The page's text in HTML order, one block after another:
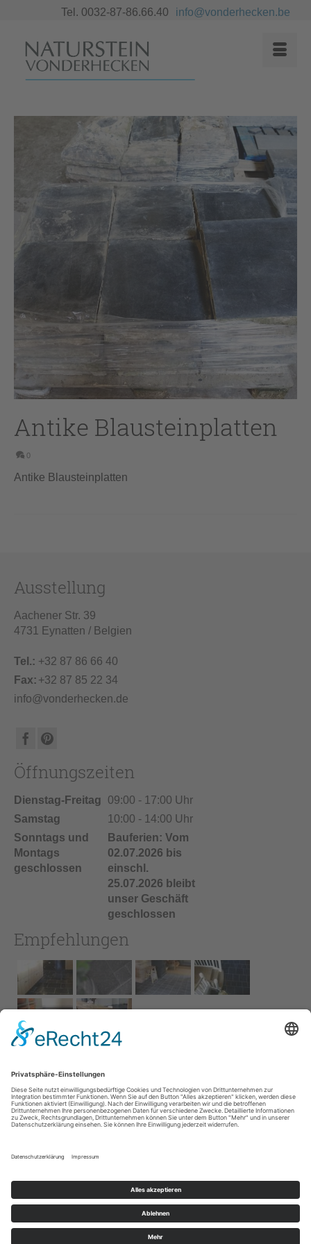
Tel. 0032-87-86.66.40 info@vonderhecken.be
Antike Blausteinplatten
0
Antike Blausteinplatten
Ausstellung
Aachener Str. 39
4731 Eynatten / Belgien
Tel.: +32 87 86 66 40
Fax: +32 87 85 22 34
info@vonderhecken.de
Öffnungszeiten
Dienstag-Freitag
09:00 - 17:00 Uhr
Samstag
10:00 - 14:00 Uhr
Sonntags und
Montags
geschlossen
Bauferien: Vom
02.07.2026 bis
einschl.
25.07.2026 bleibt
unser Geschäft
geschlossen
Empfehlungen
Impressum
AGB
Service
Cookie-Einstellungen Home Kontakt